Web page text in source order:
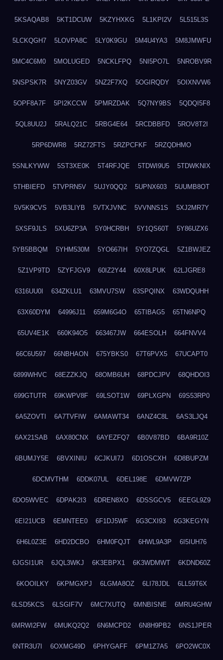
5KSAQAB8 5KT1DCUW 5KZYHXKG 5L1KPI2V 5L515L3S
5LCKQGH7 5LOVPA8C 5LY0K9GU 5M4U4YA3 5M8JMWFU
5MC4C6M0 5MOLUGED 5NCKLFPQ 5NI5PO7L 5NROBV9R
5NSPSK7R 5NYZ03GV 5NZ2F7XQ 5OGIRQDY 5OIXNVW6
5OPF8A7F 5PI2KCCW 5PMRZDAK 5Q7NY9BS 5QDQI5F8
5QL8UU2J 5RALQ21C 5RBG4E64 5RCDBBFD 5ROV8T2I
5RP6DWR8 5RZ72FTS 5RZPCFKF 5RZQDHMO
5SNLKYWW 5ST3XE0K 5T4RFJQE 5TDWI9U5 5TDWKNIX
5THBIEFD 5TVPRN5V 5UJY0QQ2 5UPNX603 5UUMB8OT
5V5K9CVS 5VB3LIYB 5VTXJVNC 5VVNNS1S 5XJ2MR7Y
5XSF9JLS 5XU6ZP3A 5Y0HCRBH 5Y1QS60T 5Y86UZX6
5YB5BBQM 5YHM530M 5YO667IH 5YO7ZQGL 5Z1BWJEZ
5Z1VP9TD 5ZYFJGV9 60IZ2Y44 60X8LPUK 62LJGRE8
6316UU0I 634ZKLU1 63MVU7SW 63SPQINX 63WDQUHH
63X60DYM 64996J11 659M6G4O 65TIBAG5 65TN6NPQ
65UV4E1K 660K94O5 663467JW 664ESOLH 664FNVV4
66C6U597 66NBHAON 675YBKS0 67T6PVX5 67UCAPT0
6899WHVC 68EZZKJQ 68OMB6UH 68PDCJPV 68QHDOI3
699GTUTR 69KWPV8F 69LSOT1W 69PLXGPN 69S53RP0
6A5ZOVTI 6A7TVFIW 6AMAWT34 6ANZ4C8L 6AS3LJQ4
6AX21SAB 6AX80CNX 6AYEZFQ7 6B0V87BD 6BA9R10Z
6BUMJY5E 6BVXINIU 6CJKUI7J 6D1OSCXH 6D8BUPZM
6DCMVTHM 6DDK07UL 6DEL198E 6DMVW7ZP
6DO5WVEC 6DPAK2I3 6DREN8XO 6DSSGCV5 6EEGL9Z9
6EI21UCB 6EMNTEE0 6F1DJ5WF 6G3CXI93 6G3KEGYN
6H6L0Z3E 6HD2DCBO 6HM0FQJT 6HWL9A3P 6I5IUH76
6JGSI1UR 6JQL3WKJ 6K3EBPX1 6K3WDMWT 6KDND60Z
6KOOILKY 6KPMGXPJ 6LGMA8OZ 6LI78JDL 6LL59T6X
6LSD5KCS 6LSGIF7V 6MC7XUTQ 6MNBISNE 6MRU4GHW
6MRWI2FW 6MUKQ2Q2 6N6MCPD2 6N8H9PB2 6NS1JPER
6NTR3U7I 6OXMG49D 6PHYGAFF 6PM1Z7A5 6PO2WC0X